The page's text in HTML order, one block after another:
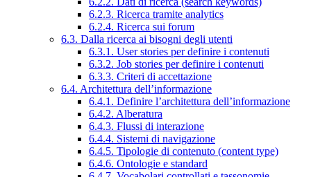
6.2.3. Ricerca tramite analytics
6.2.4. Ricerca sui forum
6.3. Dalla ricerca ai bisogni degli utenti
6.3.1. User stories per definire i contenuti
6.3.2. Job stories per definire i contenuti
6.3.3. Criteri di accettazione
6.4. Architettura dell’informazione
6.4.1. Definire l’architettura dell’informazione
6.4.2. Alberatura
6.4.3. Flussi di interazione
6.4.4. Sistemi di navigazione
6.4.5. Tipologie di contenuto (content type)
6.4.6. Ontologie e standard